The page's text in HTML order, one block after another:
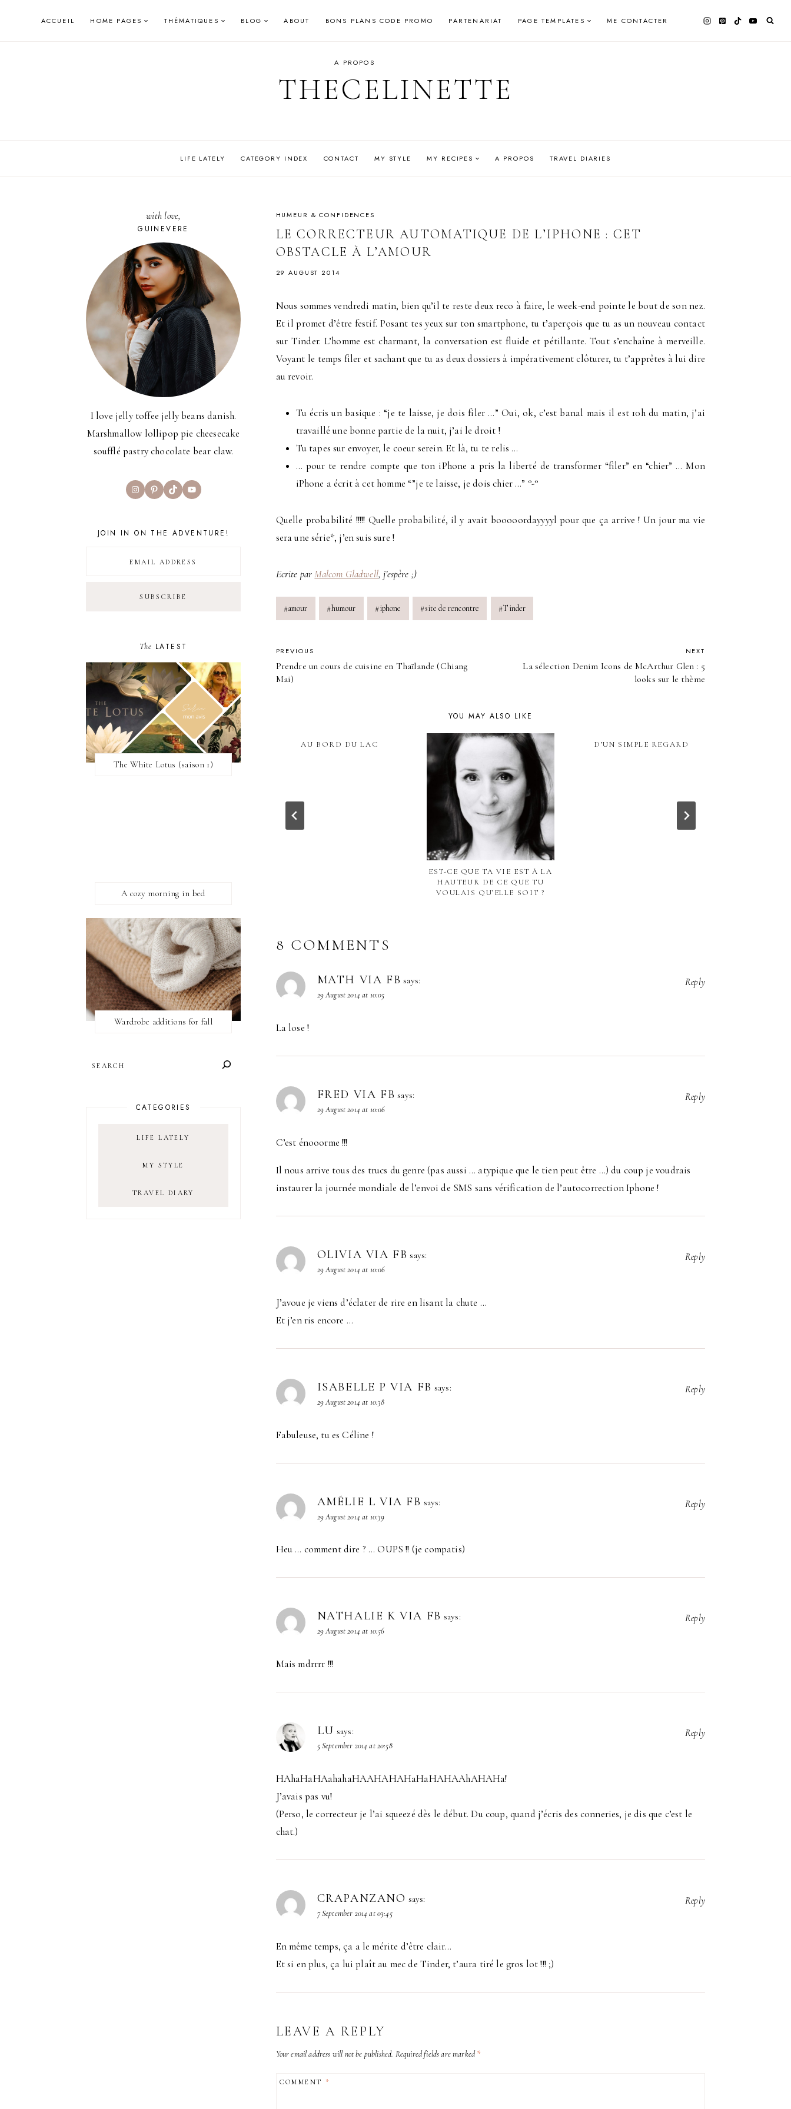
ACCUEIL HOME PAGES THÉMATIQUES BLOG ABOUT BONS PLANS CODE PROMO PARTENARIAT PAGE TEMPLATES ME CONTACTER
A PROPOS
THECELINETTE
LIFE LATELY CATEGORY INDEX CONTACT MY STYLE MY RECIPES A PROPOS TRAVEL DIARIES
HUMEUR & CONFIDENCES
LE CORRECTEUR AUTOMATIQUE DE L’IPHONE : CET
OBSTACLE À L’AMOUR
29 AUGUST 2014
Nous sommes vendredi matin, bien qu’il te reste deux reco à faire, le week-end pointe le bout de son nez.
Et il promet d’être festif. Posant tes yeux sur ton smartphone, tu t’aperçois que tu as un nouveau contact
sur Tinder. L’homme est charmant, la conversation est fluide et pétillante. Tout s’enchaîne à merveille.
Voyant le temps filer et sachant que tu as deux dossiers à impérativement clôturer, tu t’apprêtes à lui dire
au revoir.
Tu écris un basique : “je te laisse, je dois filer …” Oui, ok, c’est banal mais il est 10h du matin, j’ai
travaillé une bonne partie de la nuit, j’ai le droit !
Tu tapes sur envoyer, le coeur serein. Et là, tu te relis …
… pour te rendre compte que ton iPhone a pris la liberté de transformer “filer” en “chier” … Mon
iPhone a écrit à cet homme “”je te laisse, je dois chier …” °-°
Quelle probabilité !!!!! Quelle probabilité, il y avait booooordayyyyl pour que ça arrive ! Un jour ma vie
sera une série*, j’en suis sure !
Ecrite parMalcom Gladwell, j’espère ;)
Post
Tags:
#amour #humour #iphone #site de rencontre #Tinder
POST
NAVIGATION
PREVIOUS
Prendre un cours de cuisine en Thaïlande (Chiang
Mai)
NEXT
La sélection Denim Icons de McArthur Glen : 5
looks sur le thème
YOU MAY ALSO LIKE
AU BORD DU LAC
EST-CE QUE TA VIE EST À LA
HAUTEUR DE CE QUE TU
VOULAIS QU’ELLE SOIT ?
D’UN SIMPLE REGARD
8 COMMENTS
MATH VIA FB says:
29 August 2014 at 10:05
La lose !
Reply
FRED VIA FB says:
29 August 2014 at 10:06
C’est énooorme !!!
Il nous arrive tous des trucs du genre (pas aussi … atypique que le tien peut être …) du coup je voudrais
instaurer la journée mondiale de l’envoi de SMS sans vérification de l’autocorrection Iphone !
Reply
OLIVIA VIA FB says:
29 August 2014 at 10:06
J’avoue je viens d’éclater de rire en lisant la chute …
Et j’en ris encore …
Reply
ISABELLE P VIA FB says:
29 August 2014 at 10:38
Fabuleuse, tu es Céline !
Reply
AMÉLIE L VIA FB says:
29 August 2014 at 10:39
Heu … comment dire ? … OUPS !! (je compatis)
Reply
NATHALIE K VIA FB says:
29 August 2014 at 10:56
Mais mdrrrr !!!
Reply
LU says:
5 September 2014 at 20:58
HAhaHaHAahahaHAAHAHAHaHaHAHAAhAHAHa!
J’avais pas vu!
(Perso, le correcteur je l’ai squeezé dès le début. Du coup, quand j’écris des conneries, je dis que c’est le
chat.)
Reply
CRAPANZANO says:
7 September 2014 at 03:45
En même temps, ça a le mérite d’être clair…
Et si en plus, ça lui plaît au mec de Tinder, t’aura tiré le gros lot !!! ;)
Reply
LEAVE A REPLY
Your email address will not be published. Required fields are marked*
COMMENT *
with love,
GUINEVERE
I love jelly toffee jelly beans danish.
Marshmallow lollipop pie cheesecake
soufflé pastry chocolate bear claw.
InstagramPinterest
TikTokYouTube
JOIN IN ON THE ADVENTURE!
The LATEST
The White Lotus (saison 1)
A cozy morning in bed
Wardrobe additions for fall
CATEGORIES
LIFE LATELY
MY STYLE
TRAVEL DIARY